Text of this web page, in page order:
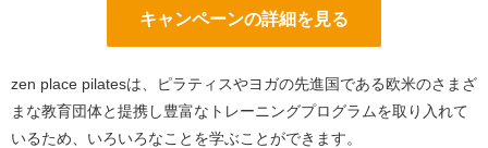
キャンペーンの詳細を見る
zen place pilatesは、ピラティスやヨガの先進国である欧米のさまざ
まな教育団体と提携し豊富なトレーニングプログラムを取り入れて
いるため、いろいろなことを学ぶことができます。